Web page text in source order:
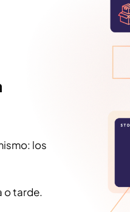
los
o tarde.